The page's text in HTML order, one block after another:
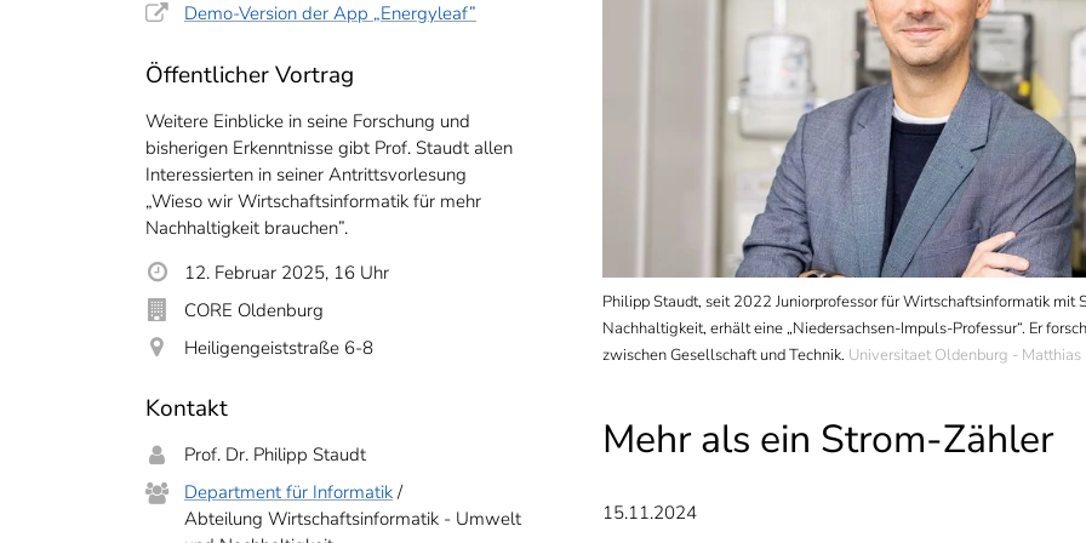
Demo-Version der App „Energyleaf”
Öffentlicher Vortrag
Weitere Einblicke in seine Forschung und
bisherigen Erkenntnisse gibt Prof. Staudt allen
Interessierten in seiner Antrittsvorlesung
„Wieso wir Wirtschaftsinformatik für mehr
Nachhaltigkeit brauchen”.
12. Februar 2025, 16 Uhr
CORE Oldenburg
Heiligengeiststraße 6-8
Kontakt
Prof. Dr. Philipp Staudt
Department für Informatik/
Abteilung Wirtschaftsinformatik - Umwelt
für mehr Nachhaltigkeit brauchen“: Darüber referiert Philipp Staudt
ab 16 Uhr im CORE Oldenburg.
Philipp Staudt, seit 2022 Juniorprofessor für Wirtschaftsinformatik mit
Nachhaltigkeit, erhält eine „Niedersachsen-Impuls-Professur“. Er
zwischen Gesellschaft und Technik. Universitaet Oldenburg - Matthias
Mehr als ein Strom-Zähler
15.11.2024